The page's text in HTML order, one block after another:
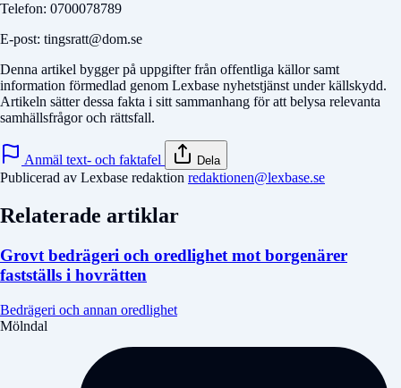
Telefon: 0700078789
E-post: tingsratt@dom.se
Denna artikel bygger på uppgifter från offentliga källor samt
information förmedlad genom Lexbase nyhetstjänst under källskydd.
Artikeln sätter dessa fakta i sitt sammanhang för att belysa relevanta
samhällsfrågor och rättsfall.
Anmäl text- och faktafel Dela
Publicerad av Lexbase redaktion redaktionen@lexbase.se
Relaterade artiklar
Grovt bedrägeri och oredlighet mot borgenärer
fastställs i hovrätten
Bedrägeri och annan oredlighet
Mölndal